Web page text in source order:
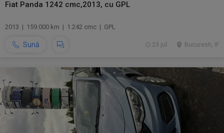
Fiat Panda 1242 cmc,2013, cu GPL
2013 | 159.000 km | 1.242 cmc | GPL
Sună Bucuresti, IF
23 jul.